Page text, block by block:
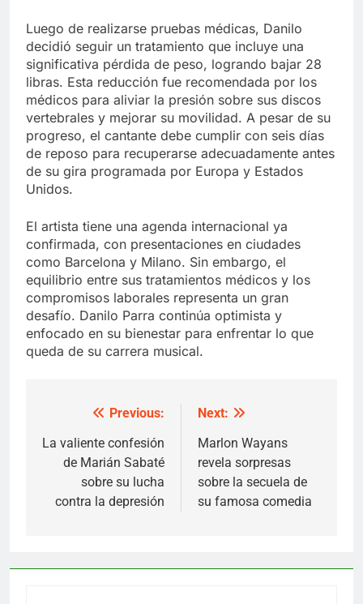
Luego de realizarse pruebas médicas, Danilo
decidió seguir un tratamiento que incluye una
significativa pérdida de peso, logrando bajar 28
libras. Esta reducción fue recomendada por los
médicos para aliviar la presión sobre sus discos
vertebrales y mejorar su movilidad. A pesar de su
progreso, el cantante debe cumplir con seis días
de reposo para recuperarse adecuadamente antes
de su gira programada por Europa y Estados
Unidos.
El artista tiene una agenda internacional ya
confirmada, con presentaciones en ciudades
como Barcelona y Milano. Sin embargo, el
equilibrio entre sus tratamientos médicos y los
compromisos laborales representa un gran
desafío. Danilo Parra continúa optimista y
enfocado en su bienestar para enfrentar lo que
queda de su carrera musical.
navigation
Previous:
La valiente confesión
de Marián Sabaté
sobre su lucha
contra la depresión
Next:
Marlon Wayans
revela sorpresas
sobre la secuela de
su famosa comedia